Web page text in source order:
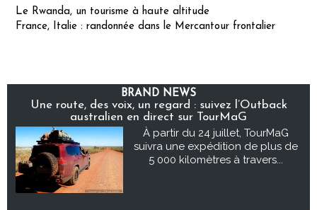
Le Rwanda, un tourisme à haute altitude
France, Italie : randonnée dans le Mercantour frontalier
BRAND NEWS
Une route, des voix, un regard : suivez l’Outback
australien en direct sur TourMaG
À partir du 24 juillet, TourMaG
suivra une expédition de plus de
5 000 kilomètres à travers...